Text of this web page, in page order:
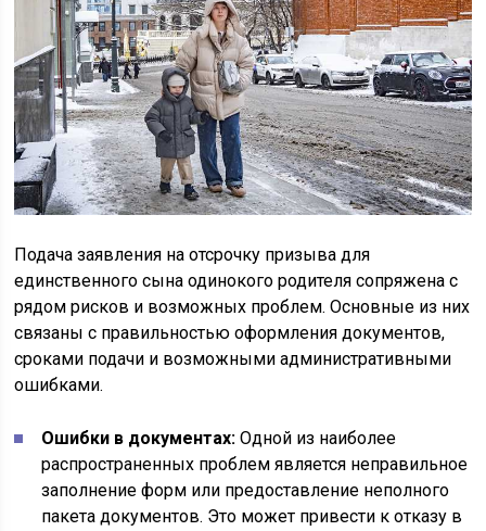
Подача заявления на отсрочку призыва для
единственного сына одинокого родителя сопряжена с
рядом рисков и возможных проблем. Основные из них
связаны с правильностью оформления документов,
сроками подачи и возможными административными
ошибками.
Ошибки в документах: Одной из наиболее
распространенных проблем является неправильное
заполнение форм или предоставление неполного
пакета документов. Это может привести к отказу в